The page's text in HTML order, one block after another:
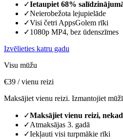
✓Ietaupiet 68%
✓Neierobežota lejupielāde
✓Visi četri AppsGolem rīki
✓1080p MP4, bez ūdenszīmes
Izvēlieties katru gadu
Visu mūžu
€39 / vienu reizi
Maksājiet vienu reizi. Izmantojiet
✓Maksājiet vienu reizi,
✓Atmaksājas 3. gadā
✓Iekļauti visi turpmākie rīki